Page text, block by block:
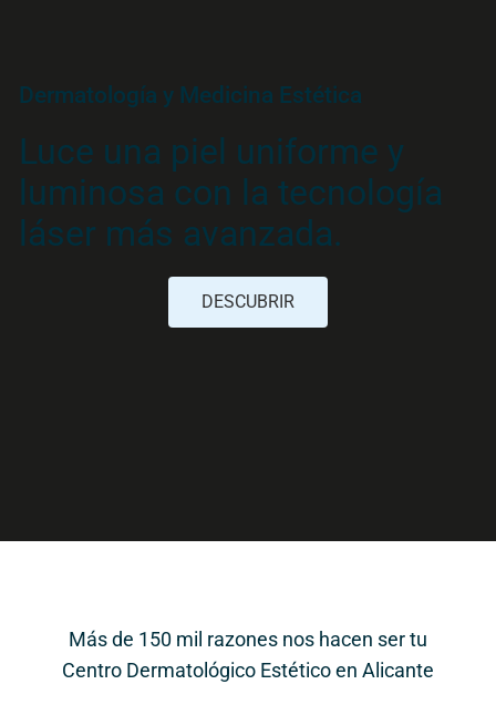
Dermatología y Medicina Estética
Luce una piel uniforme y
luminosa con la tecnología
láser más avanzada.
DESCUBRIR
Más de 150 mil razones nos hacen ser tu
Centro Dermatológico Estético en Alicante